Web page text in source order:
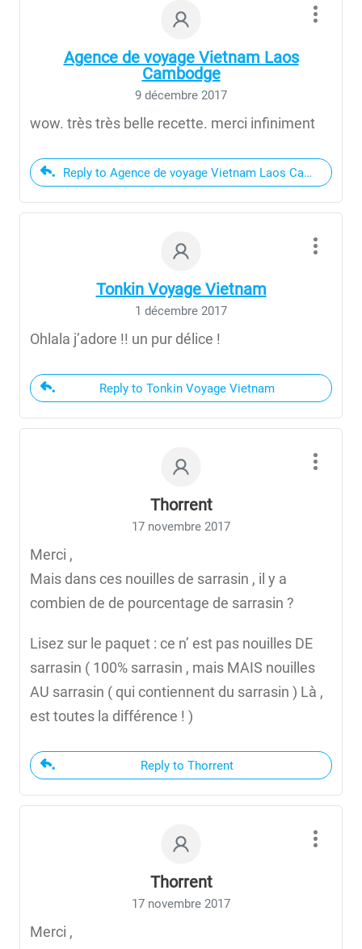
Agence de voyage Vietnam Laos
Cambodge
9 décembre 2017
wow. très très belle recette. merci infiniment
Reply to Agence de voyage Vietnam Laos Cambodge
Tonkin Voyage Vietnam
1 décembre 2017
Ohlala j’adore !! un pur délice !
Reply to Tonkin Voyage Vietnam
Thorrent
17 novembre 2017
Merci ,
Mais dans ces nouilles de sarrasin , il y a
combien de de pourcentage de sarrasin ?
Lisez sur le paquet : ce n’ est pas nouilles DE
sarrasin ( 100% sarrasin , mais MAIS nouilles
AU sarrasin ( qui contiennent du sarrasin ) Là ,
est toutes la différence ! )
Reply to Thorrent
Thorrent
17 novembre 2017
Merci ,